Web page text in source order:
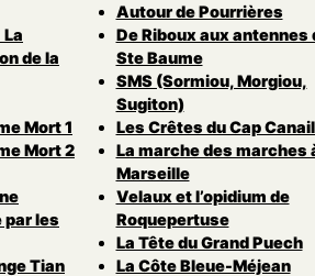
de la
Mort 1
Mort 2
par les
Tian
Autour de Pourrières
De Riboux aux antennes
Ste Baume
SMS (Sormiou, Morgiou,
Sugiton)
Les Crêtes du Cap
La marche des marches
Marseille
Velaux et l’opidium de
Roquepertuse
La Tête du Grand Puech
La Côte Bleue-Méjean